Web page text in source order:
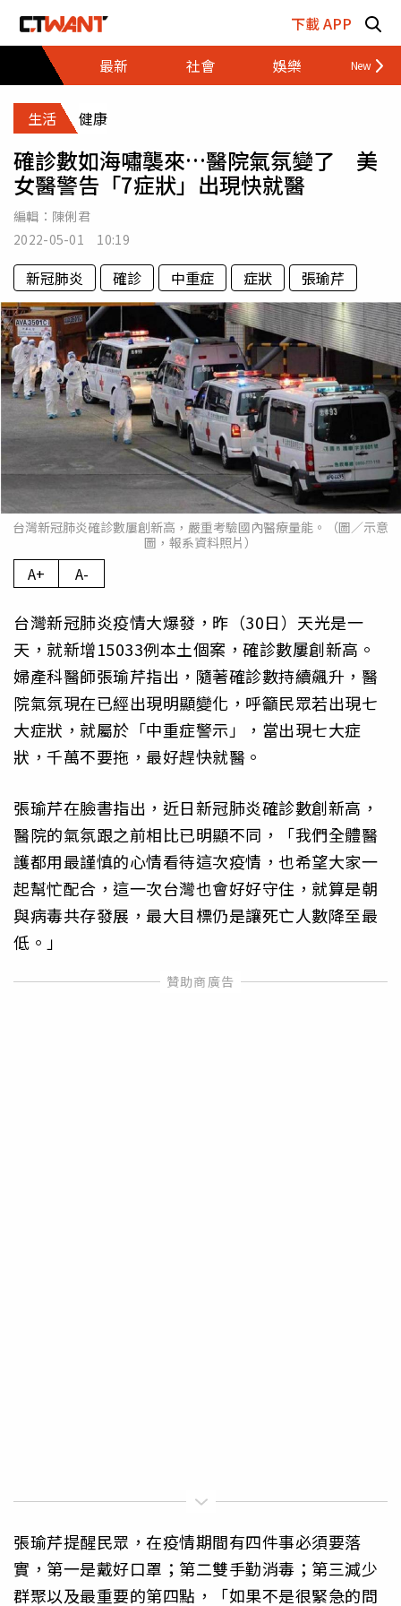
下載 APP
最新
社會 娛樂 財經
生活 健康
確診數如海嘯襲來…醫院氣氛變了 美
女醫警告「7症狀」出現快就醫
編輯： 陳俐君
2022-05-01 10:19
新冠肺炎 確診 中重症 症狀 張瑜芹
台灣新冠肺炎確診數屢創新高，嚴重考驗國內醫療量能。（圖／示意
圖，報系資料照片）
A+ A-
台灣新冠肺炎疫情大爆發，昨（30日）天光是一
天，就新增15033例本土個案，確診數屢創新高。
婦產科醫師張瑜芹指出，隨著確診數持續飆升，醫
院氣氛現在已經出現明顯變化，呼籲民眾若出現七
大症狀，就屬於「中重症警示」，當出現七大症
狀，千萬不要拖，最好趕快就醫。
張瑜芹在臉書指出，近日新冠肺炎確診數創新高，
醫院的氣氛跟之前相比已明顯不同，「我們全體醫
護都用最謹慎的心情看待這次疫情，也希望大家一
起幫忙配合，這一次台灣也會好好守住，就算是朝
與病毒共存發展，最大目標仍是讓死亡人數降至最
低。」
張瑜芹提醒民眾，在疫情期間有四件事必須要落
實，第一是戴好口罩；第二雙手勤消毒；第三減少
群聚以及最重要的第四點，「如果不是很緊急的問